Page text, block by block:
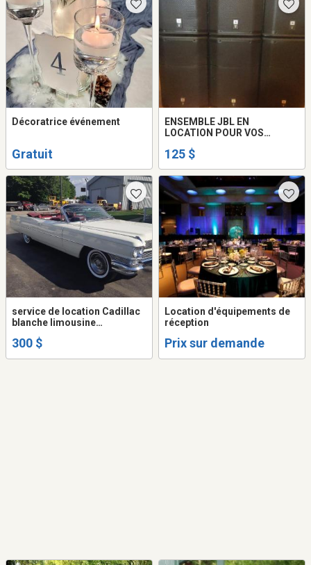
Décoratrice événement
Gratuit
ENSEMBLE JBL EN
LOCATION POUR VOS
125 $
service de location Cadillac
blanche limousine
antique vintage mariage
300 $
Location d'équipements de
réception
Prix sur demande